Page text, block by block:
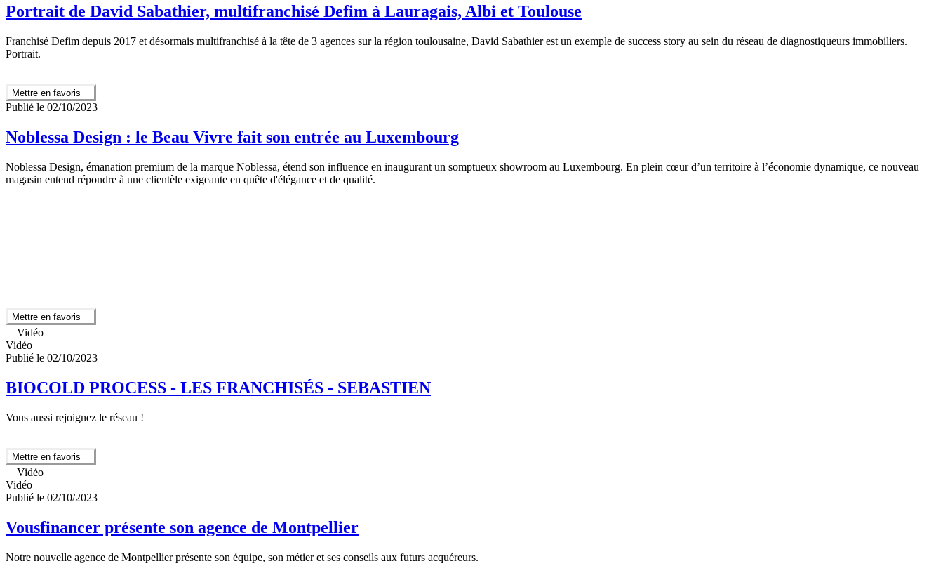
Portrait de David Sabathier, multifranchisé Defim à Lauragais, Albi et Toulouse
Franchisé Defim depuis 2017 et désormais multifranchisé à la tête de 3 agences sur la région toulousaine, David Sabathier est un exemple de success story au sein du réseau de diagnostiqueurs immobiliers.
Portrait.
Mettre en favoris
Publié le 02/10/2023
Noblessa Design : le Beau Vivre fait son entrée au Luxembourg
Noblessa Design, émanation premium de la marque Noblessa, étend son influence en inaugurant un somptueux showroom au Luxembourg. En plein cœur d’un territoire à l’économie dynamique, ce nouveau
magasin entend répondre à une clientèle exigeante en quête d'élégance et de qualité.
Mettre en favoris
Vidéo
Vidéo
Publié le 02/10/2023
BIOCOLD PROCESS - LES FRANCHISÉS - SEBASTIEN
Vous aussi rejoignez le réseau !
Mettre en favoris
Vidéo
Vidéo
Publié le 02/10/2023
Vousfinancer présente son agence de Montpellier
Notre nouvelle agence de Montpellier présente son équipe, son métier et ses conseils aux futurs acquéreurs.